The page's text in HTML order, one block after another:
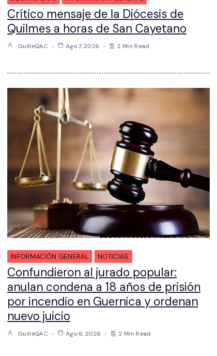
Crítico mensaje de la Diócesis de
Quilmes a horas de San Cayetano
GuilleQAC Ago 7, 2026 2 Min Read
INFORMACIÓN GENERAL NOTICIAS
Confundieron al jurado popular:
anulan condena a 18 años de prisión
por incendio en Guernica y ordenan
nuevo juicio
GuilleQAC Ago 6, 2026 2 Min Read